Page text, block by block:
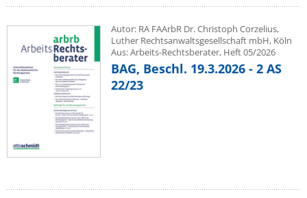
Autor: RA FAArbR Dr. Christoph Corzelius,
Luther Rechtsanwaltsgesellschaft mbH, Köln
Aus: Arbeits-Rechtsberater, Heft 05/2026
BAG, Beschl. 19.3.2026 - 2 AS
22/23